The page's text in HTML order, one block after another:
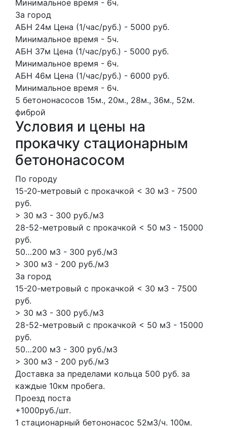
Минимальное время - 6ч.
За город
АБН 24м Цена (1/час/руб.) - 5000 руб.
Минимальное время - 5ч.
АБН 37м Цена (1/час/руб.) - 5000 руб.
Минимальное время - 6ч.
АБН 46м Цена (1/час/руб.) - 6000 руб.
Минимальное время - 6ч.
5 бетононасосов 15м., 20м., 28м., 36м., 52м.
фиброй
Условия и цены на
прокачку стационарным
бетононасосом
По городу
15-20-метровый с прокачкой < 30 м3 - 7500
руб.
> 30 м3 - 300 руб./м3
28-52-метровый с прокачкой < 50 м3 - 15000
руб.
50…200 м3 - 300 руб./м3
> 300 м3 - 200 руб./м3
За город
15-20-метровый с прокачкой < 30 м3 - 7500
руб.
> 30 м3 - 300 руб./м3
28-52-метровый с прокачкой < 50 м3 - 15000
руб.
50…200 м3 - 300 руб./м3
> 300 м3 - 200 руб./м3
Доставка за пределами кольца 500 руб. за
каждые 10км пробега.
Проезд поста
+1000руб./шт.
1 стационарный бетононасос 52м3/ч. 100м.